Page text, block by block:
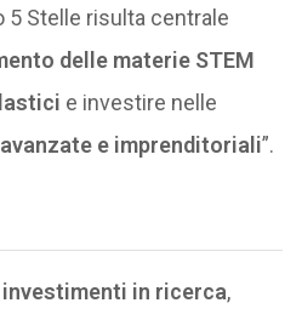
5 Stelle risulta centrale
delle materie STEM
e investire nelle
e imprenditoriali”.
in ricerca,